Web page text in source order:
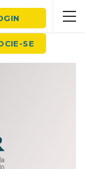
SE